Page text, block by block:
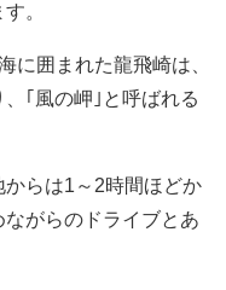
。
に囲まれた龍飛崎は、
｢風の岬｣と呼ばれる
らは1～2時間ほどか
がらのドライブとあ